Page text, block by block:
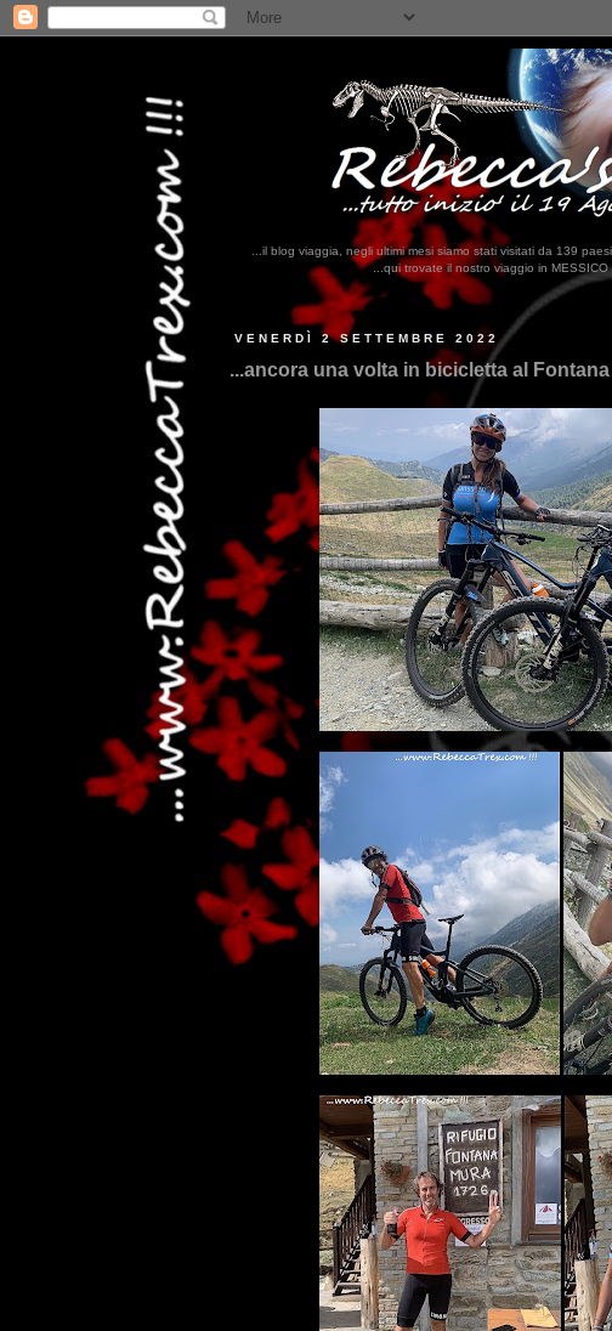
...il blog viaggia, negli ultimi mesi siamo stati visitati da 139
...qui trovate il nostro viaggio in MESSICO 2023...clikka qui !!!
VENERDÌ 2 SETTEMBRE 2022
...ancora una volta in bicicletta al